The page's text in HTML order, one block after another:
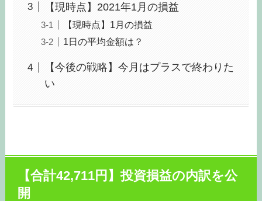
【現時点】2021年1月の損益
【現時点】1月の損益
1日の平均金額は？
【今後の戦略】今月はプラスで終わりた
い
【合計42,711円 】投資損益の内訳を公
開